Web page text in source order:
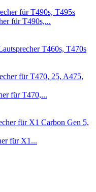
für T490s,...
T460s, T470s
für T470,...
für X1...